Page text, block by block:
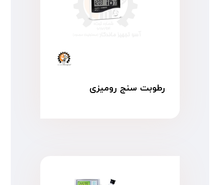
رطوبت سنج رومیزی